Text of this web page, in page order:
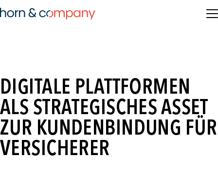
DIGITALE PLATTFORMEN
ALS STRATEGISCHES ASSET
ZUR KUNDENBINDUNG FÜR
VERSICHERER